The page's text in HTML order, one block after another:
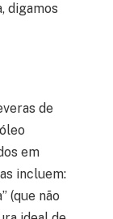
digamos
de
em
incluem:
(que não